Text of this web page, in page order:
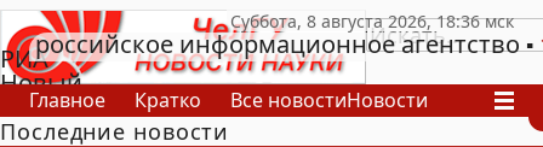
РИА
Новый
День
российское информационное агентство
Главное Кратко Все новостиНовости
В России
В мире
Последние новости